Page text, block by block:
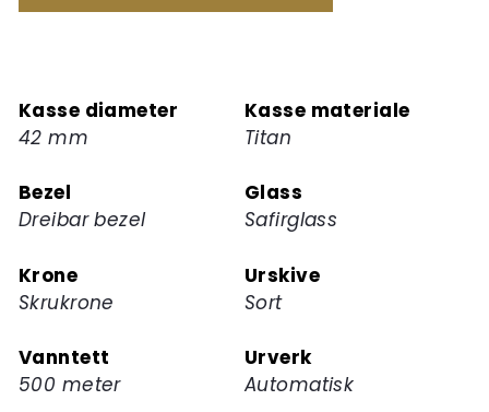
ventelisten
for
produktet
Kasse diameter
42 mm
Kasse materiale
Titan
Bezel
Dreibar bezel
Glass
Safirglass
Krone
Skrukrone
Urskive
Sort
Vanntett
500 meter
Urverk
Automatisk